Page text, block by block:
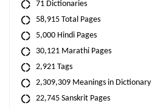
71 Dictionaries
58,915 Total Pages
5,000 Hindi Pages
30,121 Marathi Pages
2,921 Tags
2,309,309 Meanings in Dictionary
22,745 Sanskrit Pages